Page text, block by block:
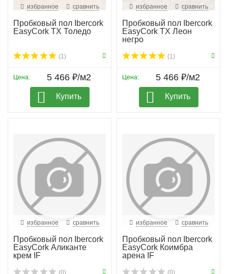
избранное сравнить
Пробковый пол Ibercork
EasyCork TX Толедо
(1)
Цена: 5 466 ₽/м2
Купить
избранное сравнить
Пробковый пол Ibercork
EasyCork TX Леон
негро
(1)
Цена: 5 466 ₽/м2
Купить
избранное сравнить
Пробковый пол Ibercork
EasyCork Аликанте
крем IF
(0)
избранное сравнить
Пробковый пол Ibercork
EasyCork Коимбра
арена IF
(0)